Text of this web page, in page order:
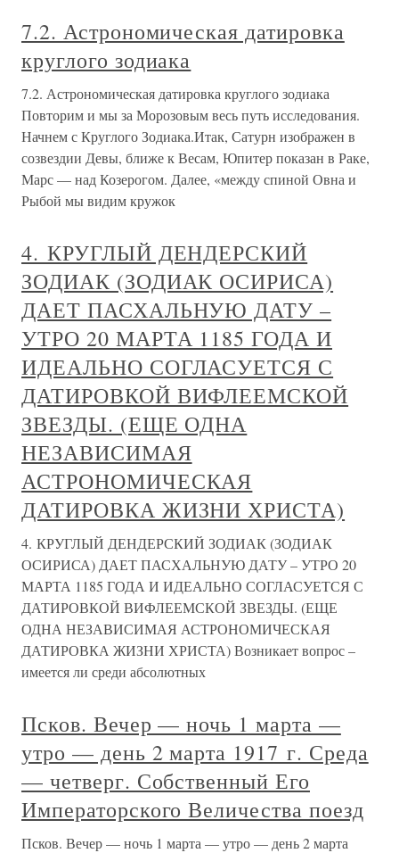
7.2. Астрономическая датировка
круглого зодиака
7.2. Астрономическая датировка круглого зодиака
Повторим и мы за Морозовым весь путь исследования.
Начнем с Круглого Зодиака.Итак, Сатурн изображен в
созвездии Девы, ближе к Весам, Юпитер показан в Раке,
Марс — над Козерогом. Далее, «между спиной Овна и
Рыбой мы видим кружок
4. КРУГЛЫЙ ДЕНДЕРСКИЙ
ЗОДИАК (ЗОДИАК ОСИРИСА)
ДАЕТ ПАСХАЛЬНУЮ ДАТУ –
УТРО 20 МАРТА 1185 ГОДА И
ИДЕАЛЬНО СОГЛАСУЕТСЯ С
ДАТИРОВКОЙ ВИФЛЕЕМСКОЙ
ЗВЕЗДЫ. (ЕЩЕ ОДНА
НЕЗАВИСИМАЯ
АСТРОНОМИЧЕСКАЯ
ДАТИРОВКА ЖИЗНИ ХРИСТА)
4. КРУГЛЫЙ ДЕНДЕРСКИЙ ЗОДИАК (ЗОДИАК
ОСИРИСА) ДАЕТ ПАСХАЛЬНУЮ ДАТУ – УТРО 20
МАРТА 1185 ГОДА И ИДЕАЛЬНО СОГЛАСУЕТСЯ С
ДАТИРОВКОЙ ВИФЛЕЕМСКОЙ ЗВЕЗДЫ. (ЕЩЕ
ОДНА НЕЗАВИСИМАЯ АСТРОНОМИЧЕСКАЯ
ДАТИРОВКА ЖИЗНИ ХРИСТА) Возникает вопрос –
имеется ли среди абсолютных
Псков. Вечер — ночь 1 марта —
утро — день 2 марта 1917 г. Среда
— четверг. Собственный Его
Императорского Величества поезд
Псков. Вечер — ночь 1 марта — утро — день 2 марта